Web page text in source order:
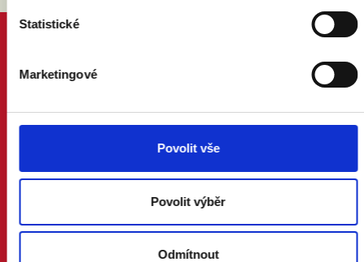
Statistické
Marketingové
Povolit vše
Povolit výběr
Odmítnout
PRÁVNÍ PORADNA
KDO JSME
KONTAKT A MÉDIA
AKTUALITY
ONLINE PETICE
STOJÍ ZA NÁMI